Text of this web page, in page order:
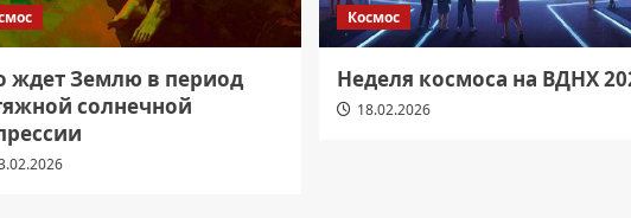
ждет Землю в период
солнечной
Космос
Неделя космоса на ВДНХ
18.02.2026